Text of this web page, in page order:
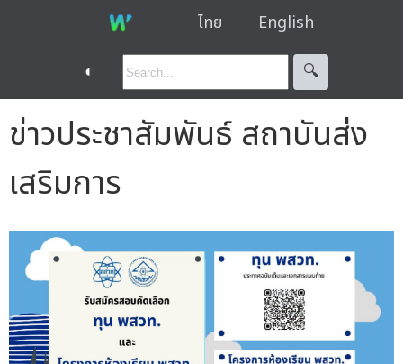
ไทย English
◐ 🔍︎
ข่าวประชาสัมพันธ์ สถาบันส่ง
เสริมการ